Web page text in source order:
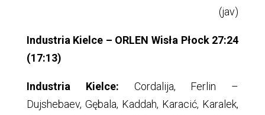
(jav)
Industria Kielce – ORLEN Wisła Płock 27:24
(17:13)
Industria Kielce: Cordalija, Ferlin –
Dujshebaev, Gębala, Kaddah, Karacić, Karalek,